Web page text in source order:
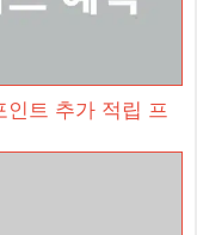
인트 추가 적립 프